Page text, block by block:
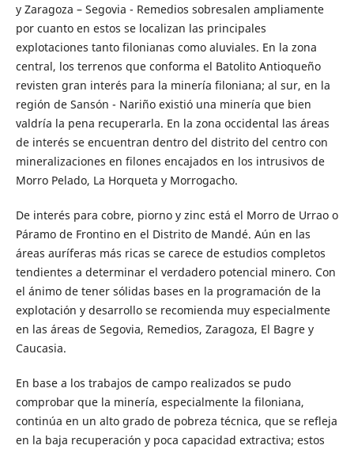
y Zaragoza – Segovia - Remedios sobresalen ampliamente
por cuanto en estos se localizan las principales
explotaciones tanto filonianas como aluviales. En la zona
central, los terrenos que conforma el Batolito Antioqueño
revisten gran interés para la minería filoniana; al sur, en la
región de Sansón - Nariño existió una minería que bien
valdría la pena recuperarla. En la zona occidental las áreas
de interés se encuentran dentro del distrito del centro con
mineralizaciones en filones encajados en los intrusivos de
Morro Pelado, La Horqueta y Morrogacho.
De interés para cobre, piorno y zinc está el Morro de Urrao o
Páramo de Frontino en el Distrito de Mandé. Aún en las
áreas auríferas más ricas se carece de estudios completos
tendientes a determinar el verdadero potencial minero. Con
el ánimo de tener sólidas bases en la programación de la
explotación y desarrollo se recomienda muy especialmente
en las áreas de Segovia, Remedios, Zaragoza, El Bagre y
Caucasia.
En base a los trabajos de campo realizados se pudo
comprobar que la minería, especialmente la filoniana,
continúa en un alto grado de pobreza técnica, que se refleja
en la baja recuperación y poca capacidad extractiva; estos